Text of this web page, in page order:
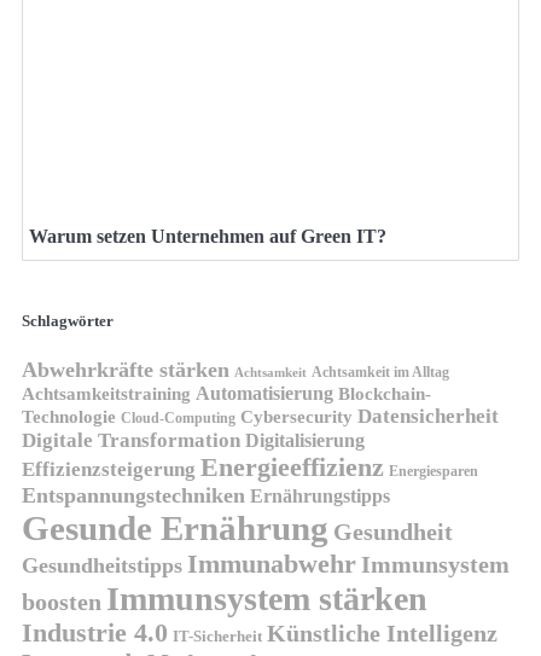
Warum setzen Unternehmen auf Green IT?
Schlagwörter
Abwehrkräfte stärken Achtsamkeit Achtsamkeit im Alltag
Achtsamkeitstraining Automatisierung Blockchain-
Technologie Cloud-Computing Cybersecurity Datensicherheit
Digitale Transformation Digitalisierung
Effizienzsteigerung Energieeffizienz Energiesparen
Entspannungstechniken Ernährungstipps
Gesunde Ernährung Gesundheit
Gesundheitstipps Immunabwehr Immunsystem
boosten Immunsystem stärken
Industrie 4.0 IT-Sicherheit Künstliche Intelligenz